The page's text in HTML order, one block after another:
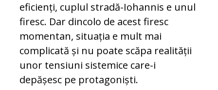
eficienți, cuplul stradă-Iohannis e unul
firesc. Dar dincolo de acest firesc
momentan, situația e mult mai
complicată și nu poate scăpa realității
unor tensiuni sistemice care-i
depășesc pe protagoniști.